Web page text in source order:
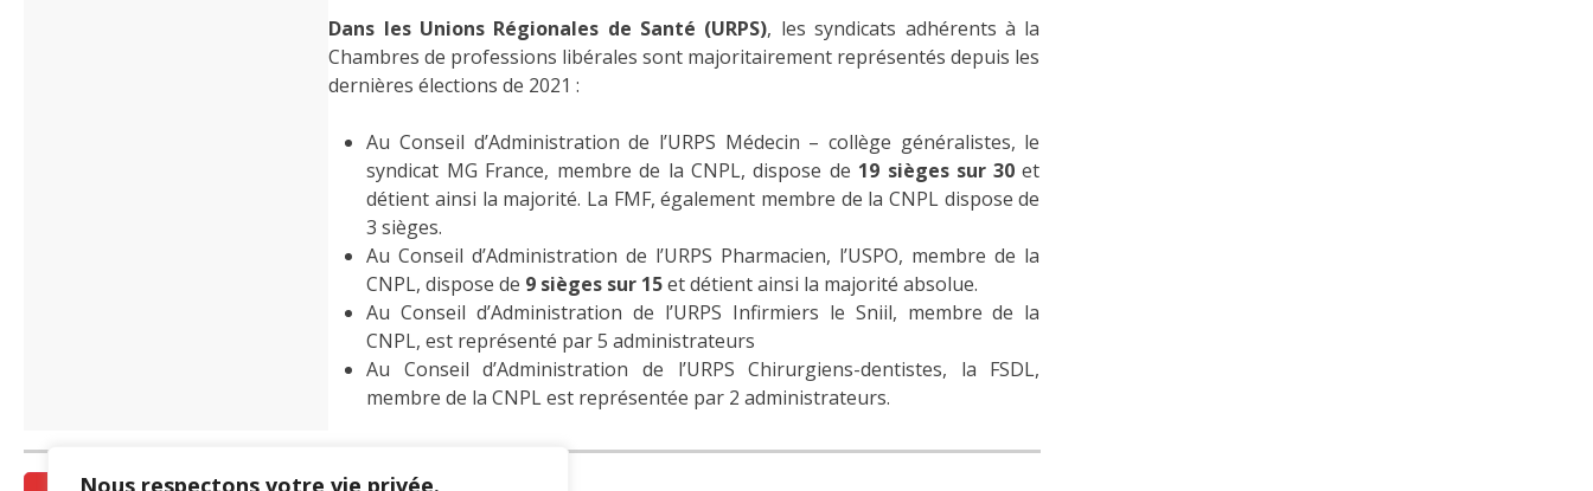
Nous respectons votre vie privée.
Dans les Unions Régionales de Santé (URPS), les syndicats adhérents à la
Chambres de professions libérales sont majoritairement représentés depuis les
dernières élections de 2021 :
Au Conseil d’Administration de l’URPS Médecin – collège généralistes, le
syndicat MG France, membre de la CNPL, dispose de 19 sièges sur 30 et
détient ainsi la majorité. La FMF, également membre de la CNPL dispose de
3 sièges.
Au Conseil d’Administration de l’URPS Pharmacien, l’USPO, membre de la
CNPL, dispose de 9 sièges sur 15et détient ainsi la majorité absolue.
Au Conseil d’Administration de l’URPS Infirmiers le Sniil, membre de la
CNPL, est représenté par 5 administrateurs
Au Conseil d’Administration de l’URPS Chirurgiens-dentistes, la FSDL,
membre de la CNPL est représentée par 2 administrateurs.